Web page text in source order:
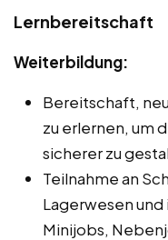
Lernbereitschaft
Weiterbildung:
Bereitschaft,
zu erlernen, um
sicherer zu
Teilnahme an
Lagerwesen
Minijobs,